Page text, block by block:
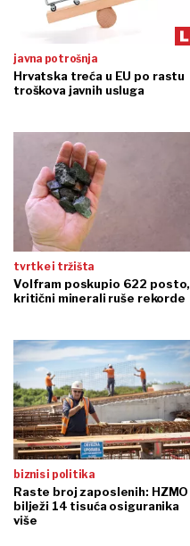
javna potrošnja
Hrvatska treća u EU po rastu
troškova javnih usluga
tvrtke i tržišta
Volfram poskupio 622 posto,
kritični minerali ruše rekorde
biznis i politika
Raste broj zaposlenih: HZMO
bilježi 14 tisuća osiguranika
više